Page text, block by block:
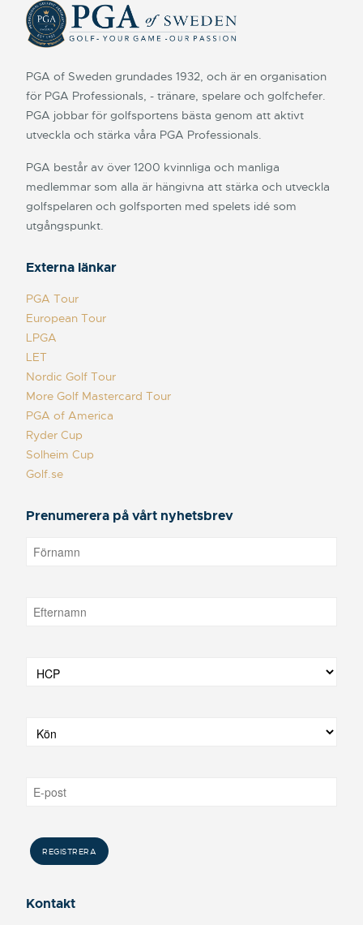
PGA of Sweden grundades 1932, och är en organisation
för PGA Professionals, - tränare, spelare och golfchefer.
PGA jobbar för golfsportens bästa genom att aktivt
utveckla och stärka våra PGA Professionals.
PGA består av över 1200 kvinnliga och manliga
medlemmar som alla är hängivna att stärka och utveckla
golfspelaren och golfsporten med spelets idé som
utgångspunkt.
Externa länkar
PGA Tour
European Tour
LPGA
LET
Nordic Golf Tour
More Golf Mastercard Tour
PGA of America
Ryder Cup
Solheim Cup
Golf.se
Prenumerera på vårt nyhetsbrev
Kontakt